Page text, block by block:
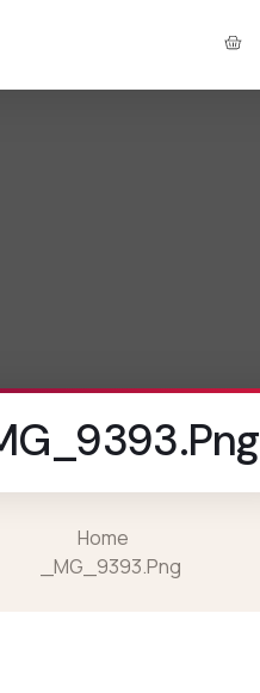
Home
_MG_9393.png